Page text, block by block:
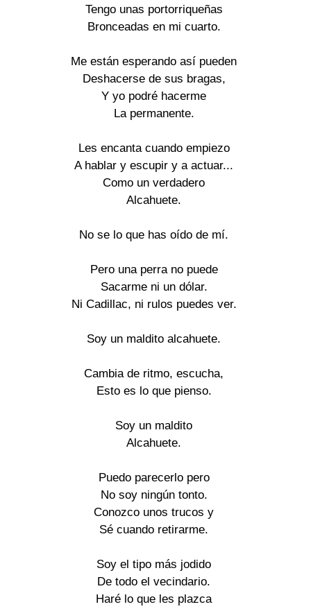
Tengo unas portorriqueñas
Bronceadas en mi cuarto.
Me están esperando así pueden
Deshacerse de sus bragas,
Y yo podré hacerme
La permanente.
Les encanta cuando empiezo
A hablar y escupir y a actuar...
Como un verdadero
Alcahuete.
No se lo que has oído de mí.
Pero una perra no puede
Sacarme ni un dólar.
Ni Cadillac, ni rulos puedes ver.
Soy un maldito alcahuete.
Cambia de ritmo, escucha,
Esto es lo que pienso.
Soy un maldito
Alcahuete.
Puedo parecerlo pero
No soy ningún tonto.
Conozco unos trucos y
Sé cuando retirarme.
Soy el tipo más jodido
De todo el vecindario.
Haré lo que les plazca